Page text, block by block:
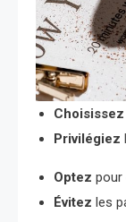
Choisissez
Privilégiez
Optez
Évitez les